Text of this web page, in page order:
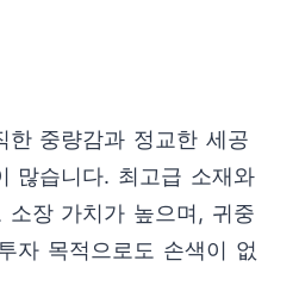
한 중량감과 정교한 세공
많습니다. 최고급 소재와
소장 가치가 높으며, 귀중
자 목적으로도 손색이 없